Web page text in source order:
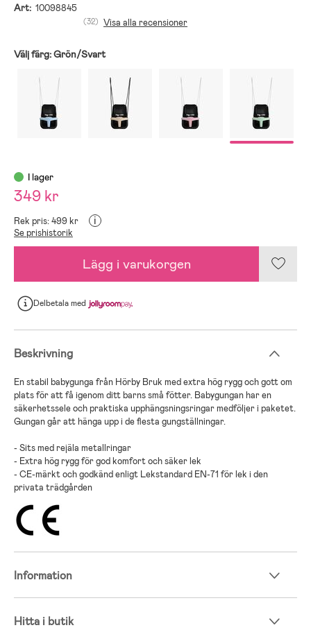
Art: 10098845
(32) Visa alla recensioner
Välj färg:Grön/Svart
I lager
349 kr
Rek pris: 499 kr i
Se prishistorik
Lägg i varukorgen
Delbetalamed
Beskrivning
En stabil babygunga från Hörby Bruk med extra hög rygg och gott om
plats för att få igenom ditt barns små fötter. Babygungan har en
säkerhetssele och praktiska upphängsningsringar medföljer i paketet.
Gungan går att hänga upp i de flesta gungställningar.
- Sits med rejäla metallringar
- Extra hög rygg för god komfort och säker lek
- CE-märkt och godkänd enligt Lekstandard EN-71 för lek i den
privata trädgården
Information
Hitta i butik